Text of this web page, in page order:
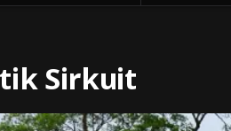
Sirkuit